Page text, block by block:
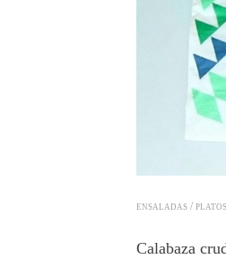
ENSALADAS /
Calabaza